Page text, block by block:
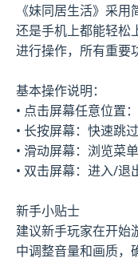
《妹同居生活》采
还是手机上都能轻松
进行操作，所有重要
基本操作说明：
• 点击屏幕任意位置
• 长按屏幕：快速跳
• 滑动屏幕：浏览菜
• 双击屏幕：进入/退
新手小贴士
建议新手玩家在开始
中调整音量和画质，